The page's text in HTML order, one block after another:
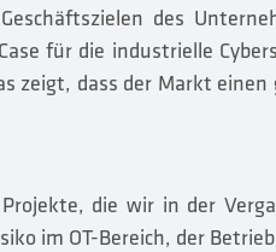
des
für die industrielle
zeigt, dass der Markt einen
die wir in der
im OT-Bereich, der